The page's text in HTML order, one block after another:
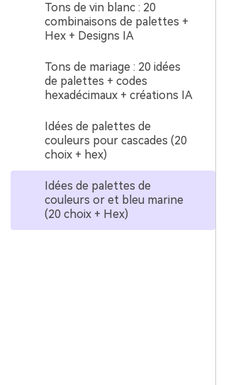
Tons de vin blanc : 20
combinaisons de palettes +
Hex + Designs IA
Tons de mariage : 20 idées
de palettes + codes
hexadécimaux + créations IA
Idées de palettes de
couleurs pour cascades (20
choix + hex)
Idées de palettes de
couleurs or et bleu marine
(20 choix + Hex)